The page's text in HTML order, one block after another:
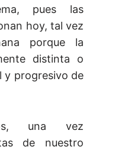
pues las
hoy, tal vez
porque la
distinta o
y progresivo de
una vez
de nuestro